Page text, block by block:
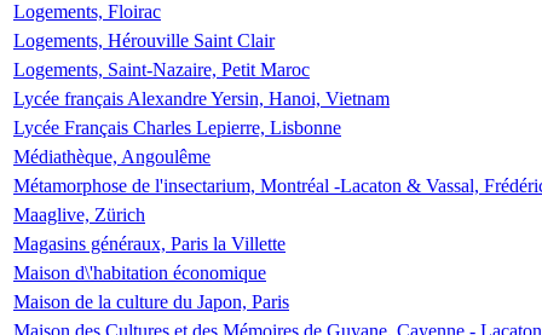
Logements, Floirac
Logements, Hérouville Saint Clair
Logements, Saint-Nazaire, Petit Maroc
Lycée français Alexandre Yersin, Hanoi, Vietnam
Lycée Français Charles Lepierre, Lisbonne
Médiathèque, Angoulême
Métamorphose de l'insectarium, Montréal -Lacaton & Vassal,
Maaglive, Zürich
Magasins généraux, Paris la Villette
Maison d\'habitation économique
Maison de la culture du Japon, Paris
Maison des Cultures et des Mémoires de Guyane, Cayenne -